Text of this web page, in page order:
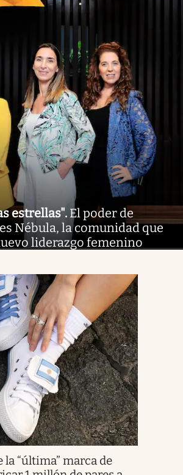
estrellas". El poder de
Nébula, la comunidad que
liderazgo femenino
la “última” marca de